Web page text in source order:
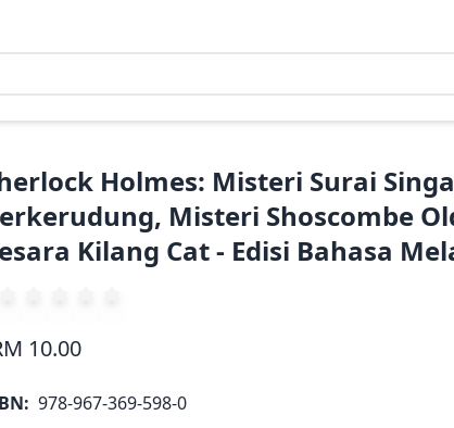
Holmes: Misteri Surai
Misteri Shoscombe
Kilang Cat - Edisi Bahasa
10.00
978-967-369-598-0